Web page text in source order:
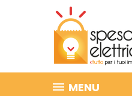
MENU